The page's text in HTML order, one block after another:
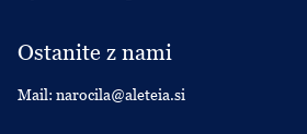
Ostanite z nami
Mail: narocila@aleteia.si